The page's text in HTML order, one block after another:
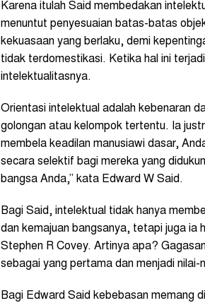
Karena itulah Said membedakan
menuntut penyesuaian batas-batas
kekuasaan yang berlaku, demi
tidak terdomestikasi. Ketika hal ini
intelektualitasnya.
Orientasi intelektual adalah kebenaran
golongan atau kelompok tertentu. Ia
membela keadilan manusiawi dasar,
secara selektif bagi mereka yang
bangsa Anda,” kata Edward W Said.
Bagi Said, intelektual tidak hanya
dan kemajuan bangsanya, tetapi juga ia
Stephen R Covey. Artinya apa?
sebagai yang pertama dan menjadi
Bagi Edward Said kebebasan memang